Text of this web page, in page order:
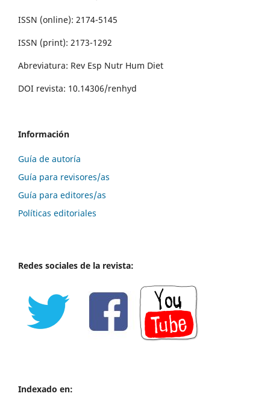
ISSN (online): 2174-5145
ISSN (print): 2173-1292
Abreviatura: Rev Esp Nutr Hum Diet
DOI revista: 10.14306/renhyd
Información
Guía de autoría
Guía para revisores/as
Guía para editores/as
Políticas editoriales
Redes sociales de la revista:
Indexado en: